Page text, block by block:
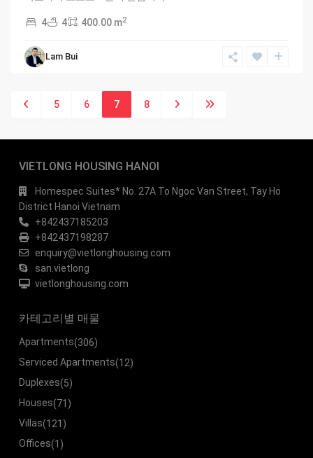
4 4 400.00 m2
Lam Bui
5 6 7 8
VIETLONG HOUSING HANOI
Homespec Suites* No. 27A To Ngoc Van Street, Tay Ho
District Hanoi Vietnam
+842437185203
+842437198287
enquiry@vietlonghousing.com
san.vietlong
vietlonghousing.com
카테고리별 매물
Apartments(306)
Serviced Apartments(12)
Duplexes(5)
Houses(71)
Villas(121)
Offices(1)